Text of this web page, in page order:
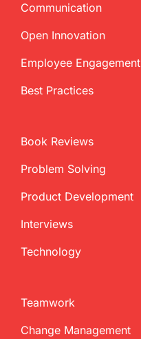
Communication
Open Innovation
Employee Engagement
Best Practices
Book Reviews
Problem Solving
Product Development
Interviews
Technology
Teamwork
Change Management